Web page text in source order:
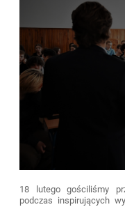
18 lutego gościliśmy
podczas inspirujących